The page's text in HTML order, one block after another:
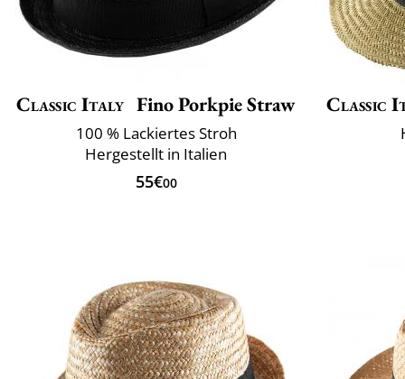
Classic Italy Fino Porkpie Straw
100 % Lackiertes Stroh
Hergestellt in Italien
55€00
Classic